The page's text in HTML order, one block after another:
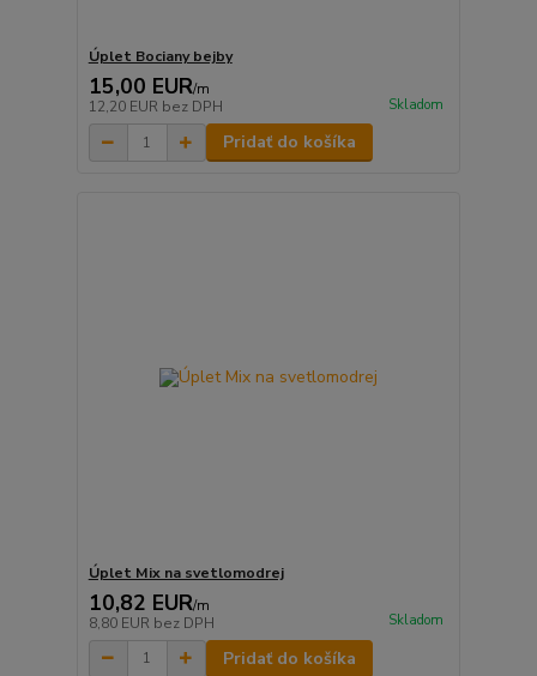
Úplet Bociany bejby
15,00 EUR/m
12,20 EUR bez DPH Skladom
Pridať do košíka
Úplet Mix na svetlomodrej
10,82 EUR/m
8,80 EUR bez DPH Skladom
Pridať do košíka